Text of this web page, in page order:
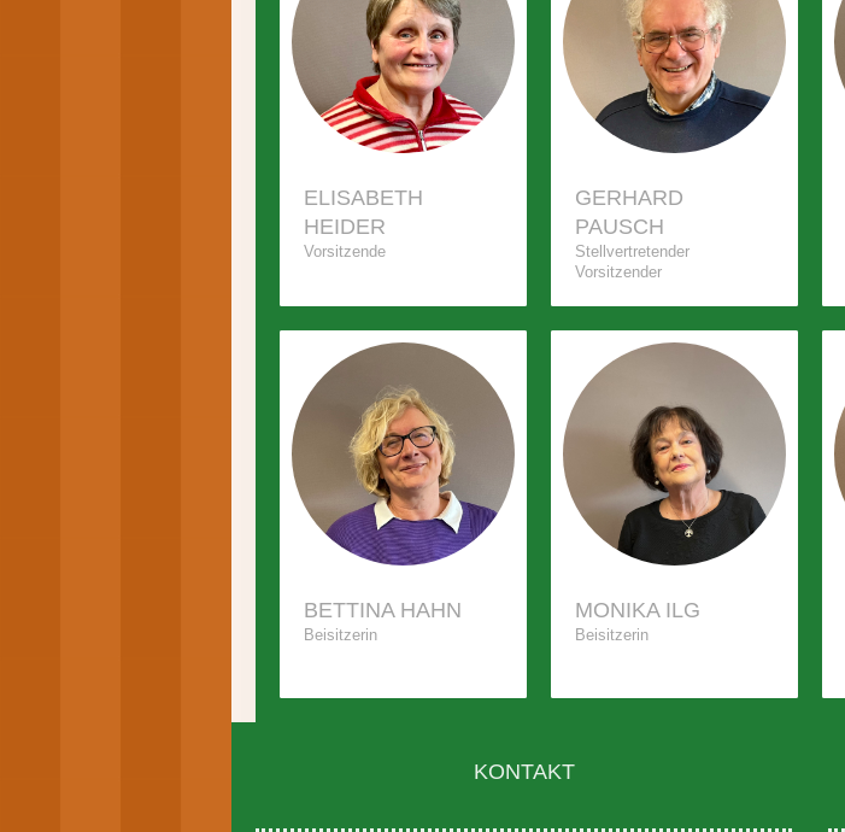
ELISABETH
HEIDER
Vorsitzende
GERHARD
PAUSCH
Stellvertretender
Vorsitzender
BETTINA HAHN
Beisitzerin
MONIKA ILG
Beisitzerin
KONTAKT